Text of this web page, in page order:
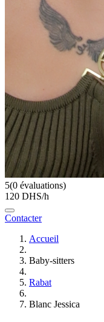
5(0 évaluations)
120 DHS/h
Contacter
Accueil
Baby-sitters
Rabat
Blanc Jessica